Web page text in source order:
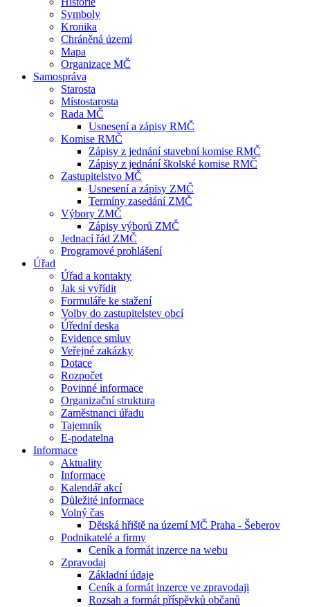
Symboly
Kronika
Chráněná území
Mapa
Organizace MČ
Samospráva
Starosta
Místostarosta
Rada MČ
Usnesení a zápisy RMČ
Komise RMČ
Zápisy z jednání stavební komise RMČ
Zápisy z jednání školské komise RMČ
Zastupitelstvo MČ
Usnesení a zápisy ZMČ
Termíny zasedání ZMČ
Výbory ZMČ
Zápisy výborů ZMČ
Jednací řád ZMČ
Programové prohlášení
Úřad
Úřad a kontakty
Jak si vyřídit
Formuláře ke stažení
Volby do zastupitelstev obcí
Úřední deska
Evidence smluv
Veřejné zakázky
Dotace
Rozpočet
Povinné informace
Organizační struktura
Zaměstnanci úřadu
Tajemník
E-podatelna
Informace
Aktuality
Informace
Kalendář akcí
Důležité informace
Volný čas
Dětská hřiště na území MČ Praha - Šeberov
Podnikatelé a firmy
Ceník a formát inzerce na webu
Zpravodaj
Základní údaje
Ceník a formát inzerce ve zpravodaji
Rozsah a formát příspěvků občanů